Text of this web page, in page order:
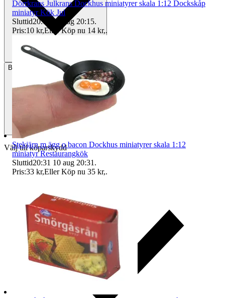
Betalning Via Tradera
Välj till köparskydd
Dörrkrans Julkrans Dockhus miniatyrer skala 1:12 Dockskåp
miniatyr Kök Jul
Sluttid20:15 10 aug 20:15.
Pris:10 kr,Eller Köp nu 14 kr,.
Stekjärn m ägg o bacon Dockhus miniatyrer skala 1:12
miniatyr Restaurangkök
Sluttid20:31 10 aug 20:31 .
Pris:33 kr,Eller Köp nu 35 kr,.